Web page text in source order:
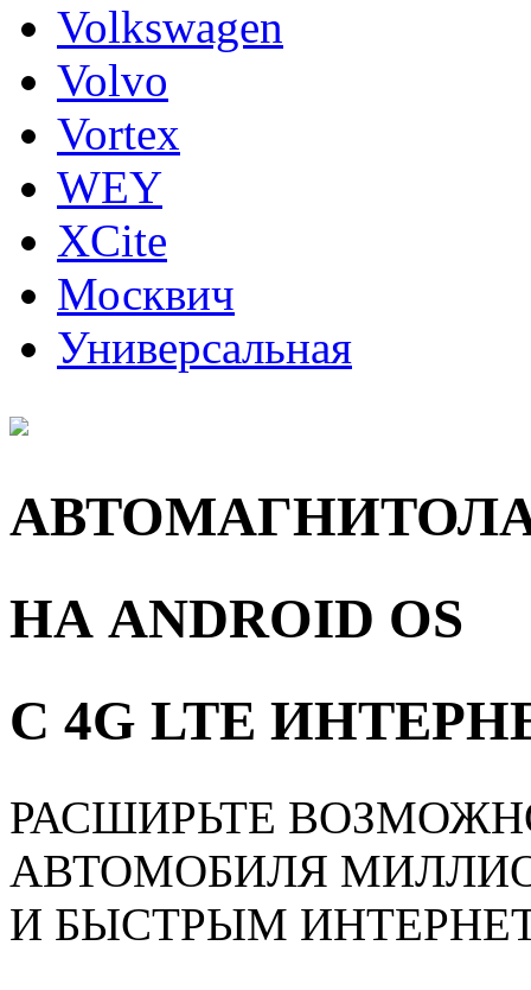
Volkswagen
Volvo
Vortex
WEY
XCite
Москвич
Универсальная
НА ANDROID OS
С 4G LTE
РАСШИРЬТЕ
АВТОМОБИЛЯ
И БЫСТРЫМ